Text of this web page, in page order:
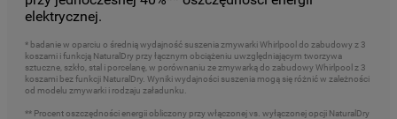
elektrycznej.
* badanie w oparciu o średnią wydajność suszenia zmywarki Whirlpool do zabudowy z 3
koszami i funkcją NaturalDry przy łącznym obciążeniu uwzględniającym tworzywa
sztuczne, szkło, stal i porcelanę, w porównaniu ze zmywarką do zabudowy Whirlpool z 3
koszami bez funkcji NaturalDry. Wyniki wydajności suszenia mogą się różnić w zależności
od modelu zmywarki i rodzaju załadunku.
** Procent oszczędności energii obliczony przy włączonej vs. wyłączonej opcji NaturalDry